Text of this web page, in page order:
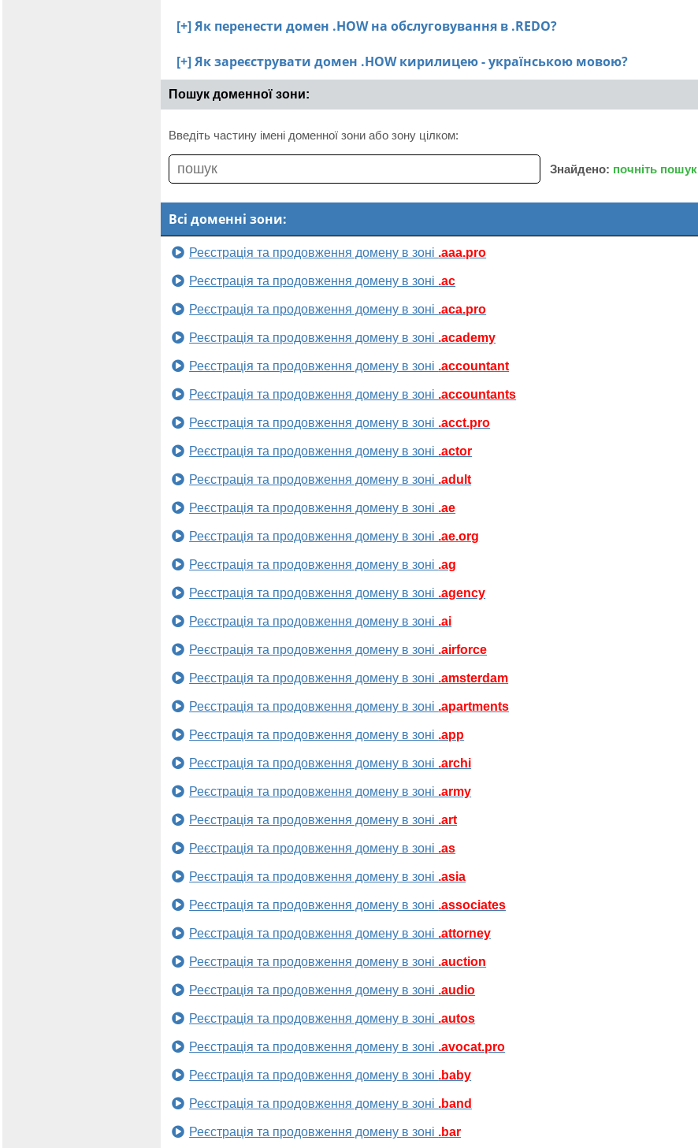
[+] Як перенести домен .HOW на обслуговування в .REDO?
[+] Як зареєструвати домен .HOW кирилицею - українською мовою?
Пошук доменної зони:
Введіть частину імені доменної зони або зону цілком:
Знайдено: почніть пошук
Всі доменні зони:
Реєстрація та продовження домену в зоні .aaa.pro
Реєстрація та продовження домену в зоні .ac
Реєстрація та продовження домену в зоні .aca.pro
Реєстрація та продовження домену в зоні .academy
Реєстрація та продовження домену в зоні .accountant
Реєстрація та продовження домену в зоні .accountants
Реєстрація та продовження домену в зоні .acct.pro
Реєстрація та продовження домену в зоні .actor
Реєстрація та продовження домену в зоні .adult
Реєстрація та продовження домену в зоні .ae
Реєстрація та продовження домену в зоні .ae.org
Реєстрація та продовження домену в зоні .ag
Реєстрація та продовження домену в зоні .agency
Реєстрація та продовження домену в зоні .ai
Реєстрація та продовження домену в зоні .airforce
Реєстрація та продовження домену в зоні .amsterdam
Реєстрація та продовження домену в зоні .apartments
Реєстрація та продовження домену в зоні .app
Реєстрація та продовження домену в зоні .archi
Реєстрація та продовження домену в зоні .army
Реєстрація та продовження домену в зоні .art
Реєстрація та продовження домену в зоні .as
Реєстрація та продовження домену в зоні .asia
Реєстрація та продовження домену в зоні .associates
Реєстрація та продовження домену в зоні .attorney
Реєстрація та продовження домену в зоні .auction
Реєстрація та продовження домену в зоні .audio
Реєстрація та продовження домену в зоні .autos
Реєстрація та продовження домену в зоні .avocat.pro
Реєстрація та продовження домену в зоні .baby
Реєстрація та продовження домену в зоні .band
Реєстрація та продовження домену в зоні .bar